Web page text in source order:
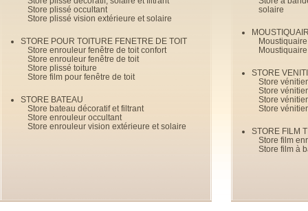
Store plissé occultant
Store plissé vision extérieure et solaire
STORE POUR TOITURE FENETRE DE TOIT
Store enrouleur fenêtre de toit confort
Store enrouleur fenêtre de toit
Store plissé toiture
Store film pour fenêtre de toit
STORE BATEAU
Store bateau décoratif et filtrant
Store enrouleur occultant
Store enrouleur vision extérieure et solaire
solaire
STORE
Store
Store
Store
Store
STORE FILM
Store film
Store film à